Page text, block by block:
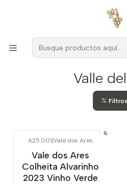
para pedidos
Productores
Vino Verde
Valle del Aire
Valle
Filtros
A25.001|Vale dos Ares
Vale dos Ares
Colheita Alvarinho
2023 Vinho Verde